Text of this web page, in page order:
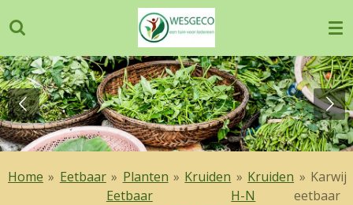
direct
naar
de
hoofdinhoud
Home » Eetbaar » Planten
Eetbaar
» Kruiden » Kruiden
H-N
» Karwij
eetbaar